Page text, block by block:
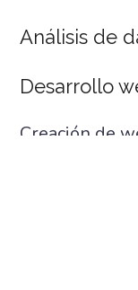
Análisis de
Desarrollo
Creación de